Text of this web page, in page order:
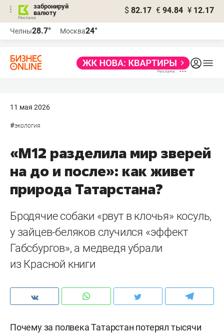
забронируй
валюту
$ 82.17 € 94.84 ¥ 12.17
Челны28.7° Москва24°
11 мая 2026
#экология
«М12 разделила мир зверей
на до и после»: как живет
природа Татарстана?
Бродячие собаки «рвут в клочья» косуль,
у зайцев-беляков случился «эффект
Габсбургов», а медведя убрали
из Красной книги
Почему за полвека Татарстан потерял тысячи